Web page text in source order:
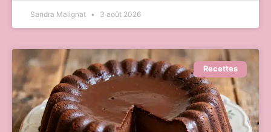
Sandra Malignat 3 août 2026
Recettes